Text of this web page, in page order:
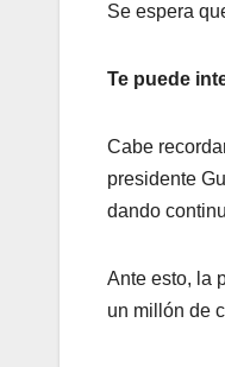
Se espera
Te puede
Cabe
presidente
dando
Ante esto, la
un millón de